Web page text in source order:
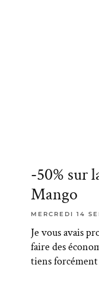
-50% sur
Mango
MERCREDI 14
Je vous avais
faire des
tiens forcément